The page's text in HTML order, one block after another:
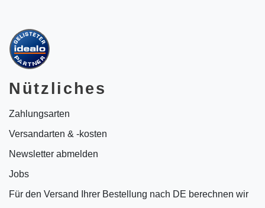
Nützliches
Zahlungsarten
Versandarten & -kosten
Newsletter abmelden
Jobs
Für den Versand Ihrer Bestellung nach DE berechnen wir